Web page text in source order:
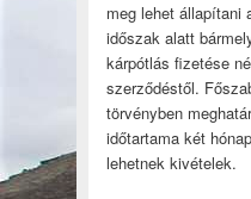
meg lehet állapítani
időszak alatt
kárpótlás fizetése
szerződéstől.
törvényben
időtartama két
lehetnek kivételek.